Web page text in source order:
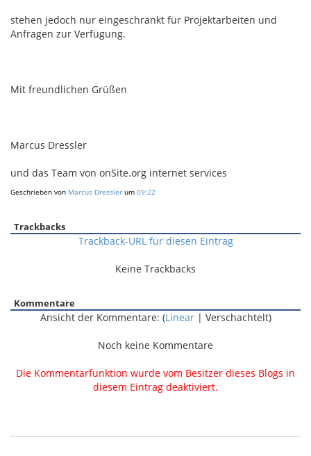
stehen jedoch nur eingeschränkt für Projektarbeiten und
Anfragen zur Verfügung.
Mit freundlichen Grüßen
Marcus Dressler
und das Team von onSite.org internet services
Geschrieben von Marcus Dressler um 09:22
Trackbacks
Trackback-URL für diesen Eintrag
Keine Trackbacks
Kommentare
Ansicht der Kommentare: (Linear| Verschachtelt)
Noch keine Kommentare
Die Kommentarfunktion wurde vom Besitzer dieses Blogs in
diesem Eintrag deaktiviert.